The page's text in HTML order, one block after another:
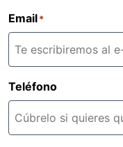
Email*
Teléfono